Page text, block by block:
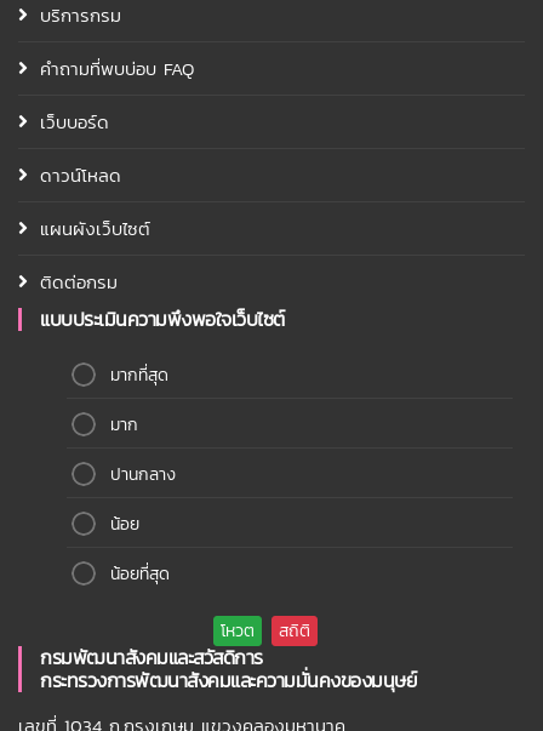
บริการกรม
คำถามที่พบบ่อบ FAQ
เว็บบอร์ด
ดาวน์โหลด
แผนผังเว็บไซต์
ติดต่อกรม
แบบประเมินความพึงพอใจเว็บไซต์
มากที่สุด
มาก
ปานกลาง
น้อย
น้อยที่สุด
กรมพัฒนาสังคมและสวัสดิการ
กระทรวงการพัฒนาสังคมและความมั่นคงของมนุษย์